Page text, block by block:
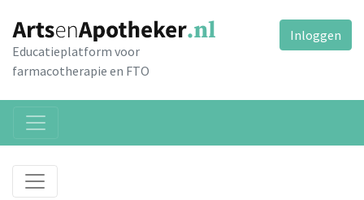
Educatieplatform voor
farmacotherapie en FTO
Inloggen